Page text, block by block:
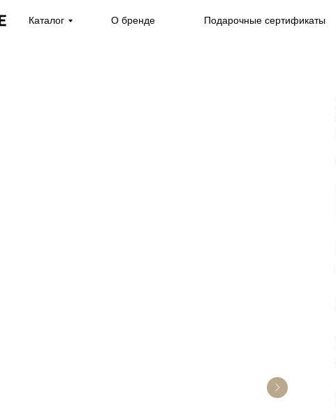
Каталог Подарочные сертификаты
О бренде